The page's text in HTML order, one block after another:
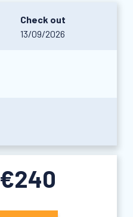
Check out
13/09/2026
€240